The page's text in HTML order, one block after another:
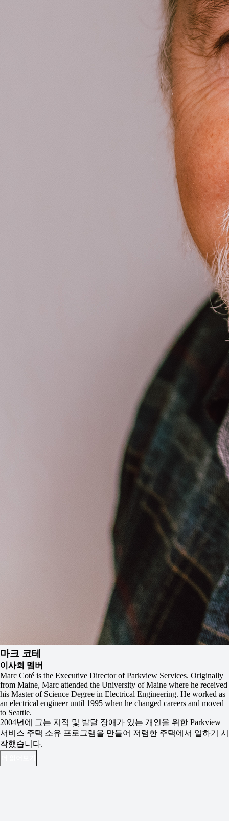
마크 코테
이사회 멤버
Marc Coté is the Executive Director of Parkview Services. Originally
from Maine, Marc attended the University of Maine where he received
his Master of Science Degree in Electrical Engineering. He worked as
an electrical engineer until 1995 when he changed careers and moved
to Seattle.
2004년에 그는 지적 및 발달 장애가 있는 개인을 위한 Parkview
서비스 주택 소유 프로그램을 만들어 저렴한 주택에서 일하기 시
작했습니다.